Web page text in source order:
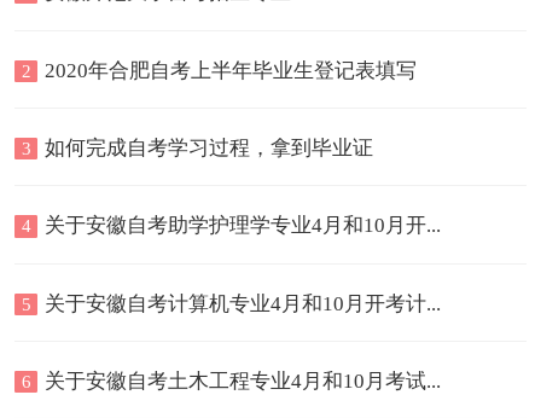
2 2020年合肥自考上半年毕业生登记表填写
3 如何完成自考学习过程，拿到毕业证
4 关于安徽自考助学护理学专业4月和10月开...
5 关于安徽自考计算机专业4月和10月开考计...
6 关于安徽自考土木工程专业4月和10月考试...